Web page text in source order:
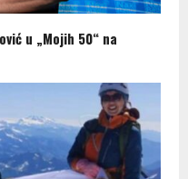
u „Mojih 50“ na